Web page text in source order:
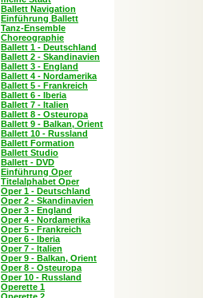
Ballett Navigation
Einführung Ballett
Tanz-Ensemble
Choreographie
Ballett 1 - Deutschland
Ballett 2 - Skandinavien
Ballett 3 - England
Ballett 4 - Nordamerika
Ballett 5 - Frankreich
Ballett 6 - Iberia
Ballett 7 - Italien
Ballett 8 - Osteuropa
Ballett 9 - Balkan, Orient
Ballett 10 - Russland
Ballett Formation
Ballett Studio
Ballett - DVD
Einführung Oper
Titelalphabet Oper
Oper 1 - Deutschland
Oper 2 - Skandinavien
Oper 3 - England
Oper 4 - Nordamerika
Oper 5 - Frankreich
Oper 6 - Iberia
Oper 7 - Italien
Oper 9 - Balkan, Orient
Oper 8 - Osteuropa
Oper 10 - Russland
Operette 1